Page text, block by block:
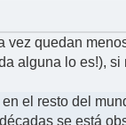
quedan
alguna lo es!),
el resto del
se está